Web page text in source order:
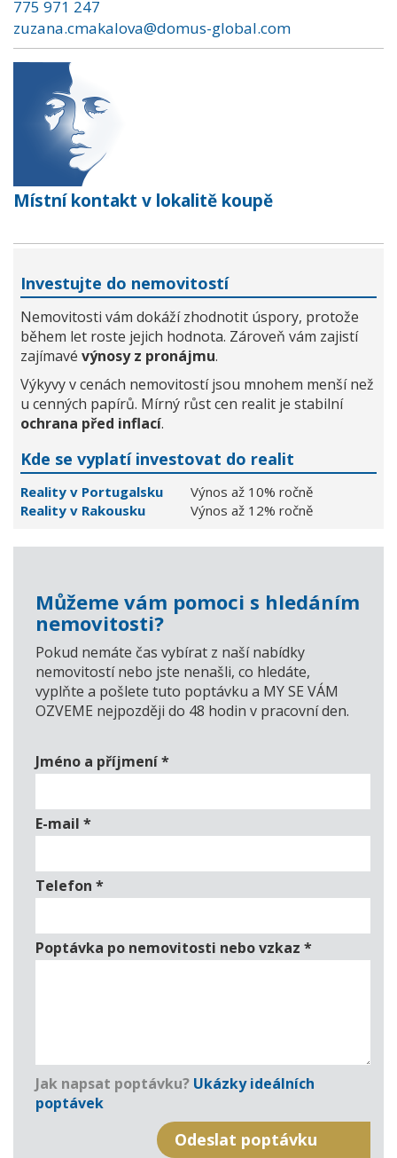
775 971 247
zuzana.cmakalova@domus-global.com
Místní kontakt v lokalitě koupě
Investujte do nemovitostí
Nemovitosti vám dokáží zhodnotit úspory, protože
během let roste jejich hodnota. Zároveň vám zajistí
zajímavé výnosy z pronájmu.
Výkyvy v cenách nemovitostí jsou mnohem menší než
u cenných papírů. Mírný růst cen realit je stabilní
ochrana před inflací.
Kde se vyplatí investovat do realit
Reality v Portugalsku
Výnos až 10% ročně
Reality v Rakousku
Výnos až 12% ročně
Můžeme vám pomoci s hledáním
nemovitosti?
Pokud nemáte čas vybírat z naší nabídky
nemovitostí nebo jste nenašli, co hledáte,
vyplňte a pošlete tuto poptávku a MY SE VÁM
OZVEME nejpozději do 48 hodin v pracovní den.
Jméno a příjmení*
E-mail *
Telefon *
Poptávka po nemovitosti nebo vzkaz *
Jak napsat poptávku? Ukázky ideálních
poptávek